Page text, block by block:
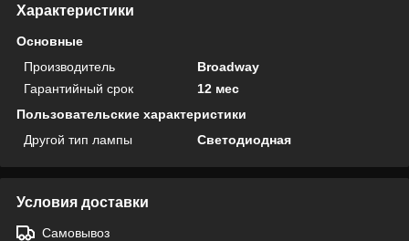
Характеристики
Основные
Производитель
Broadway
Гарантийный срок
12 мес
Пользовательские характеристики
Другой тип лампы
Светодиодная
Условия доставки
Самовывоз